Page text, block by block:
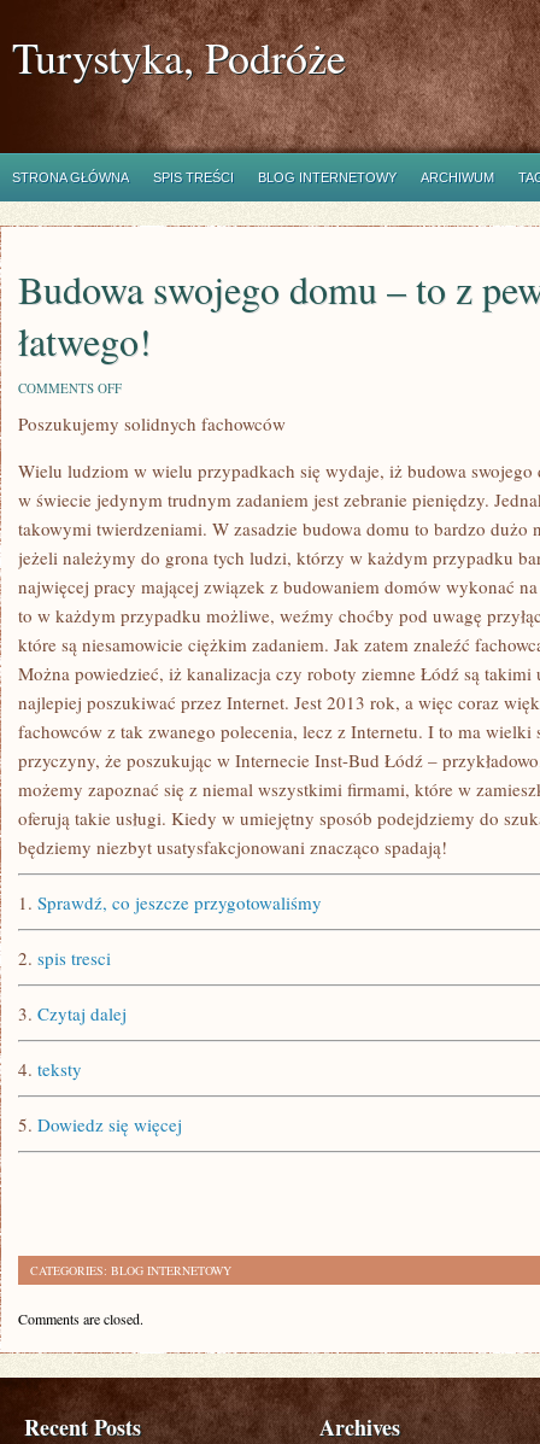
Turystyka, Podróże
STRONA GŁÓWNA SPIS TREŚCI BLOG INTERNETOWY ARCHIWUM
Budowa swojego domu – to z
łatwego!
COMMENTS OFFON
SWOJEGO
TO
Z
PEWNOŚCIĄ
NIC
ŁATWEGO!
Poszukujemy solidnych fachowców
Wielu ludziom w wielu przypadkach się wydaje, iż budowa
w świecie jedynym trudnym zadaniem jest zebranie pieniędzy.
takowymi twierdzeniami. W zasadzie budowa domu to bardzo dużo
jeżeli należymy do grona tych ludzi, którzy w każdym przypadku
najwięcej pracy mającej związek z budowaniem domów wykonać na
to w każdym przypadku możliwe, weźmy choćby pod uwagę
które są niesamowicie ciężkim zadaniem. Jak zatem znaleźć
Można powiedzieć, iż kanalizacja czy roboty ziemne Łódź są takimi
najlepiej poszukiwać przez Internet. Jest 2013 rok, a więc coraz
fachowców z tak zwanego polecenia, lecz z Internetu. I to ma wielki
przyczyny, że poszukując w Internecie Inst-Bud Łódź –
możemy zapoznać się z niemal wszystkimi firmami, które w
oferują takie usługi. Kiedy w umiejętny sposób podejdziemy do
będziemy niezbyt usatysfakcjonowani znacząco spadają!
1. Sprawdź, co jeszcze przygotowaliśmy
2. spis tresci
3. Czytaj dalej
4. teksty
5. Dowiedz się więcej
CATEGORIES: BLOG INTERNETOWY
Comments are closed.
Recent Posts Archives